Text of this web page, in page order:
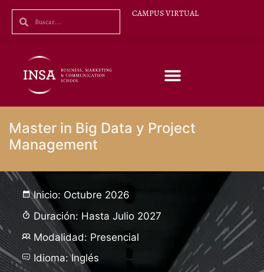
CAMPUS VIRTUAL
Master in Big Data y Project
Management
Inicio: Octubre 2026
Duración: Hasta Julio 2027
Modalidad: Presencial
Idioma: Inglés